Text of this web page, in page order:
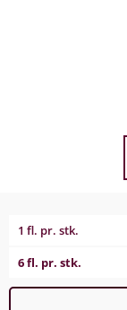
1 fl. pr. stk.
6 fl. pr. stk.